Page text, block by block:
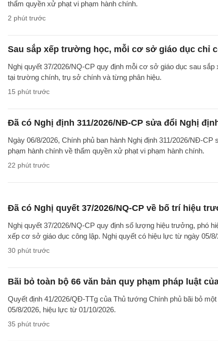
thẩm quyền xử phạt vi phạm hành chính.
2 phút trước
Sau sắp xếp trường học, mỗi cơ sở giáo dục chỉ
Nghị quyết 37/2026/NQ-CP quy định mỗi cơ sở giáo dục sau
tại trường chính, trụ sở chính và từng phân hiệu.
15 phút trước
Đã có Nghị định 311/2026/NĐ-CP sửa đổi Nghị
Ngày 06/8/2026, Chính phủ ban hành Nghị định 311/2026/NĐ-
phạm hành chính về thẩm quyền xử phạt vi phạm hành chính.
22 phút trước
Đã có Nghị quyết 37/2026/NQ-CP về bố trí hiệu
Nghị quyết 37/2026/NQ-CP quy định số lượng hiệu trưởng, phó
xếp cơ sở giáo dục công lập. Nghị quyết có hiệu lực từ ngày 05/
30 phút trước
Bãi bỏ toàn bộ 66 văn bản quy phạm pháp luật
Quyết định 41/2026/QĐ-TTg của Thủ tướng Chính phủ bãi bỏ
05/8/2026, hiệu lực từ 01/10/2026.
35 phút trước